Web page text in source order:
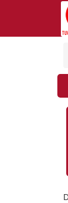
Tử Vi Đẩu Số